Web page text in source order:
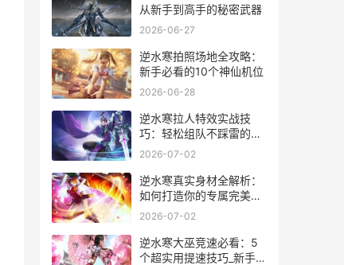
从新手到高手的秘密武器
2026-06-27
逆水寒拍照场地全攻略：
新手必看的10个神仙机位
2026-06-28
逆水寒拉人特效实战技
巧：轻松组队不踩雷的秘
籍
2026-07-02
逆水寒真实身材全解析：
如何打造你的专属完美角
色
2026-07-02
逆水寒大巫竞速必看：5
个超实用提速技巧_新手也